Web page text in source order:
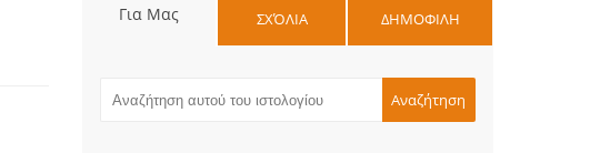
Για Μας ΣΧΌΛΙΑ ΔΗΜΟΦΙΛΗ